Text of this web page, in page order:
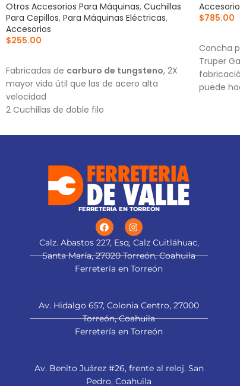
Otros Accesorios Para Máquinas, Cuchillas
Para Cepillos, Para Máquinas Eléctricas,
Accesorios
$255.00
Fabricadas de carburo de tungsteno, 2X
mayor vida útil que las de acero alta
velocidad
2 Cuchillas de doble filo
1/4N2, CEPEL-3-1/4N, CEPEL-3-1/4A4 y
Este producto sustituye a: CU-CEPEL-3-
1/4X (13092)
$785.00
Concha
Truper
puede
FERRETERÍA EN TORREÓN
Calz. Abastos 227, Esq, Calz Cuitláhuac,
Santa María, 27020 Torreón, Coahuila
Ferretería en Torreón
Av. Hidalgo 657, Colonia Centro, 27000
Torreón, Coahuila
Ferretería en Torreón
Av. Benito Juárez #26, frente al reloj. San
Pedro, Coahuila